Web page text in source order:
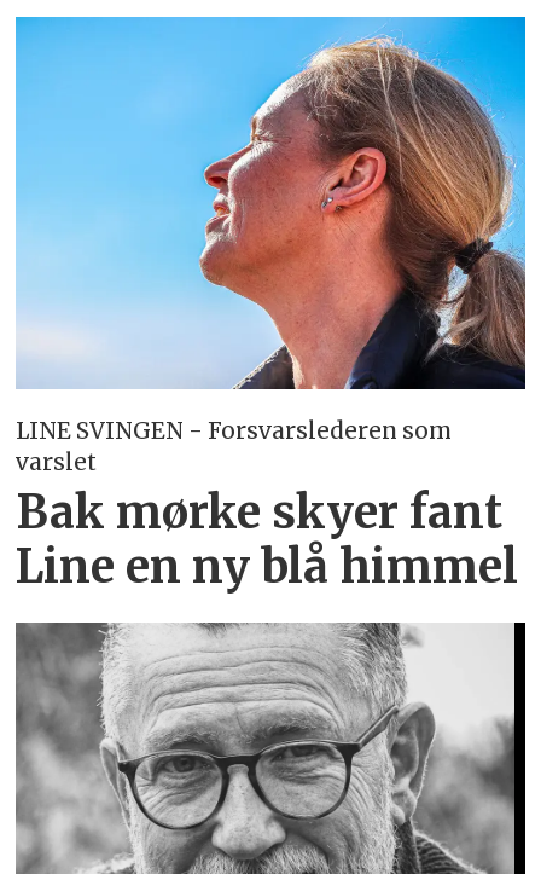
LINE SVINGEN - Forsvarslederen som
varslet
Bak mørke skyer fant
Line en ny blå himmel